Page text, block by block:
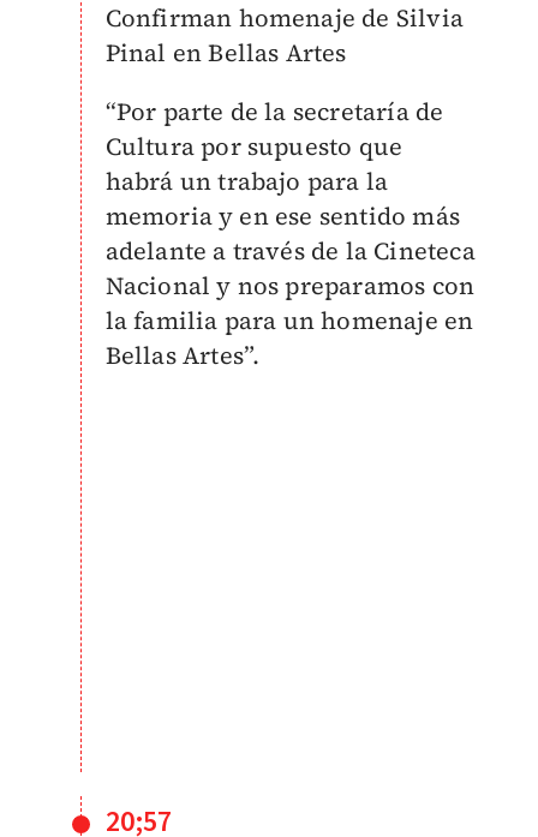
Confirman homenaje de Silvia
Pinal en Bellas Artes
“Por parte de la secretaría de
Cultura por supuesto que
habrá un trabajo para la
memoria y en ese sentido más
adelante a través de la Cineteca
Nacional y nos preparamos con
la familia para un homenaje en
Bellas Artes”.
20;57